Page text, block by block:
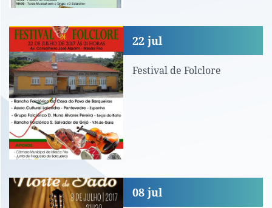
Festival de Folclore
Festival de Folclore
22 jul
Noite de Fado 08 jul